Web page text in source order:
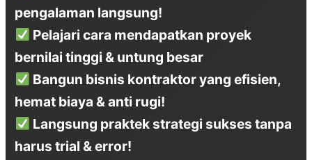
pengalaman langsung!
Pelajari cara mendapatkan proyek
bernilai tinggi & untung besar
Bangun bisnis kontraktor yang efisien,
hemat biaya & anti rugi!
Langsung praktek strategi sukses tanpa
harus trial & error!